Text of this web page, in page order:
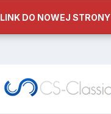
LINK DO NOWEJ STRONY